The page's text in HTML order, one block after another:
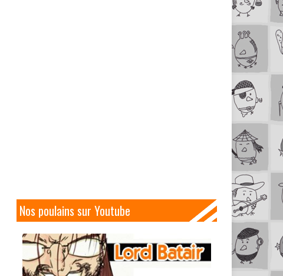
Nos poulains sur Youtube